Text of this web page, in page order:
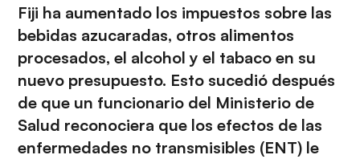
Fiji ha aumentado los impuestos sobre las
bebidas azucaradas, otros alimentos
procesados, el alcohol y el tabaco en su
nuevo presupuesto. Esto sucedió después
de que un funcionario del Ministerio de
Salud reconociera que los efectos de las
enfermedades no transmisibles (ENT) le